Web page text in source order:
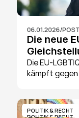
06.01.2026/
Die neue
2030: Frei
Die EU-
kämpft gegen
relevant bei
POLITIK & RECHT